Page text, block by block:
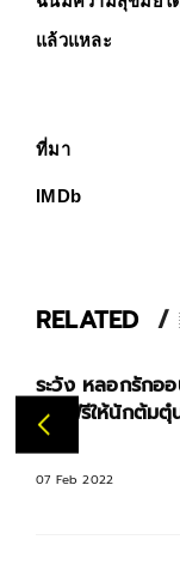
แล้วแหละ
ที่มา
IMDb
RELATED
ของขวัญวาเลนไ
07 Feb 2022